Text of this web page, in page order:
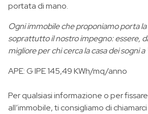
portata di mano.
Ogni immobile che proponiamo porta
soprattutto il nostro impegno: essere,
migliore per chi cerca la casa dei sogni
APE: G IPE 145,49 KWh/mq/anno
Per qualsiasi informazione o per
all’immobile, ti consigliamo di